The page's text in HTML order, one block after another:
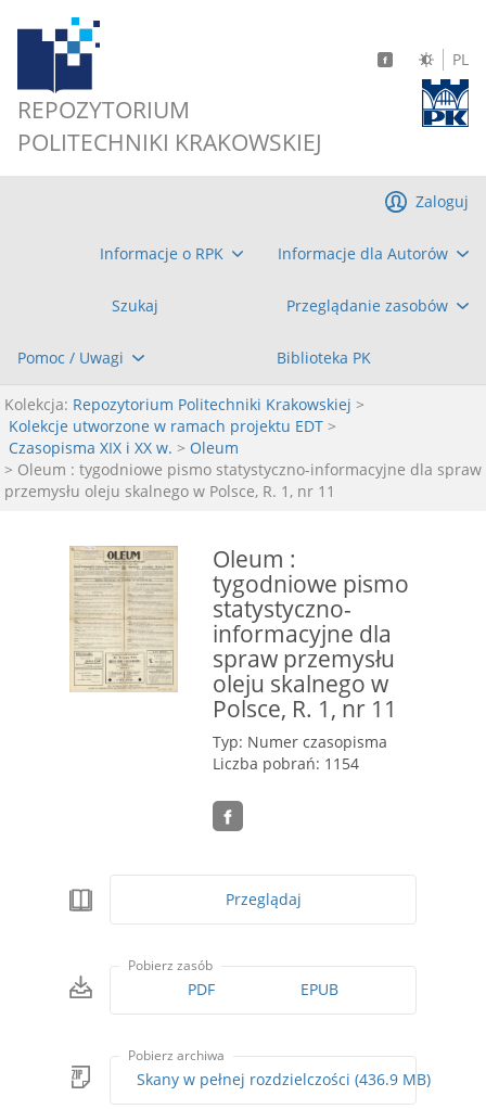
REPOZYTORIUM
POLITECHNIKI KRAKOWSKIEJ
PL
Informacje o RPK Informacje dla Autorów
Szukaj Przeglądanie zasobów
Pomoc / Uwagi Biblioteka PK
Zaloguj
Kolekcja: Repozytorium Politechniki Krakowskiej >
Kolekcje utworzone w ramach projektu EDT >
Czasopisma XIX i XX w. > Oleum
> Oleum : tygodniowe pismo statystyczno-informacyjne dla spraw
przemysłu oleju skalnego w Polsce, R. 1, nr 11
Oleum :
tygodniowe pismo
statystyczno-
informacyjne dla
spraw przemysłu
oleju skalnego w
Polsce, R. 1, nr 11
Typ: Numer czasopisma
Liczba pobrań: 1154
Przeglądaj
Pobierz zasób
PDF EPUB
Pobierz archiwa
Skany w pełnej rozdzielczości (436.9 MB)